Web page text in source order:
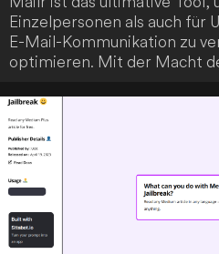
Einzelpersonen als auch für
E-Mail-Kommunikation zu
optimieren. Mit der Macht
bessere E-Mails schreiben!
dich von Schreibblockaden.
du die Kontrolle über deinen
deine Zeit zurücknehmen!
Millionen Menschen die
Künstlichen Intelligenz, um
Weise, wie wir alle
revolutionieren!